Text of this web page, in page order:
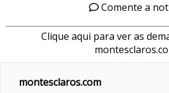
Comente a
Clique aqui para ver as
montesclaros.com